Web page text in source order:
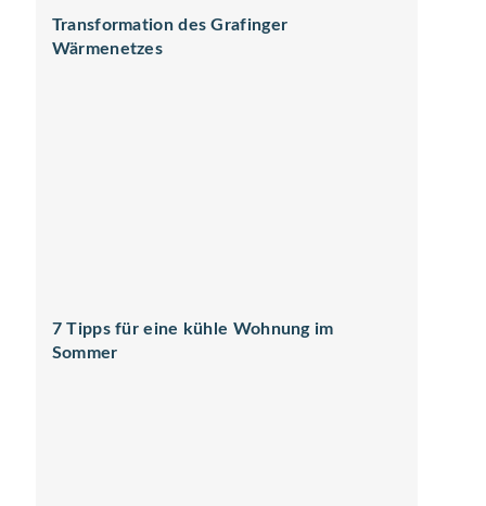
Transformation des Grafinger
Wärmenetzes
7 Tipps für eine kühle Wohnung im
Sommer